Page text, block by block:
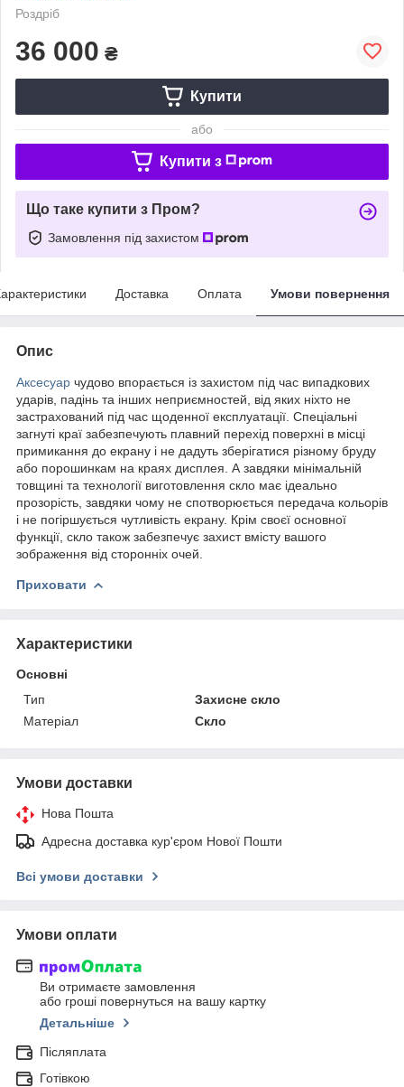
Роздріб
36 000 ₴
Купити
або
Купити з
Що таке купити з Пром?
Замовлення під захистом
Доставка Оплата Умови повернення
Опис
Аксесуар чудово впорається із захистом під час випадкових
ударів, падінь та інших неприємностей, від яких ніхто не
застрахований під час щоденної експлуатації. Спеціальні
загнуті краї забезпечують плавний перехід поверхні в місці
примикання до екрану і не дадуть зберігатися різному бруду
або порошинкам на краях дисплея. А завдяки мінімальній
товщині та технології виготовлення скло має ідеально
прозорість, завдяки чому не спотворюється передача кольорів
і не погіршується чутливість екрану. Крім своєї основної
функції, скло також забезпечує захист вмісту вашого
зображення від сторонніх очей.
Приховати
Характеристики
Основні
Тип
Захисне скло
Матеріал
Скло
Умови доставки
Нова Пошта
Адресна доставка кур'єром Нової Пошти
Всі умови доставки
Умови оплати
Ви отримаєте замовлення
або гроші повернуться на вашу картку
Детальніше
Післяплата
Готівкою